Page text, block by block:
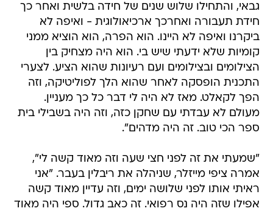
גבאי, והתחילו שלוש שנים של חידה בלשית ואחר כך
חידת תעבורה ואחרכך ארכיאולוגית - ואיפה לא
ביקרנו ואיפה לא היינו. הוא הפרה, הוא הוציא ממני
קומיות שלא ידעתי שיש בי. הוא היה מצחיק בין
הצילומים ובצילומים ועם רעיונות שהוא הציע. לצערי
התכנית הופסקה לאחר שהוא הלך לפוליטיקה, וזה
הפך לקאלט. מאז לא היה לי דבר כל כך מעניין.
מעולם לא עבדתי עם שחקן כזה, וזה היה בשבילי בית
ספר הכי טוב. זה היה מדהים".
"שמעתי את זה לפני חצי שעה וזה מאוד קשה לי",
אמרה ציפי מייזלר, שניהלה את ריבלין בעבר. "אני
ראיתי אותו לפני שלושה ימים, וזה עדיין מאוד קשה
אפילו שזה היה נס רפואי. זה כאב גדול. ספי היה מאוד